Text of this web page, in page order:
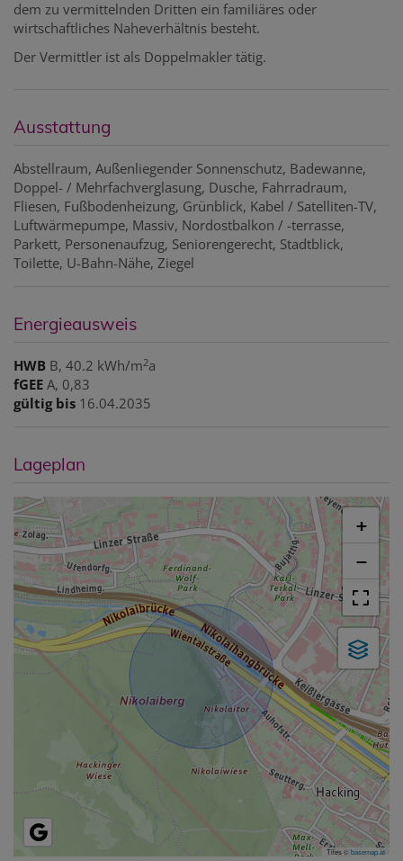
dem zu vermittelnden Dritten ein familiäres oder
wirtschaftliches Naheverhältnis besteht.
Der Vermittler ist als Doppelmakler tätig.
Ausstattung
Abstellraum Außenliegender Sonnenschutz Badewanne
Doppel- / Mehrfachverglasung Dusche Fahrradraum
Fliesen Fußbodenheizung Grünblick Kabel / Satelliten-TV
Luftwärmepumpe Massiv Nordostbalkon / -terrasse
Parkett Personenaufzug Seniorengerecht Stadtblick
Toilette U-Bahn-Nähe Ziegel
Energieausweis
HWB B, 40.2 kWh/m2a
fGEE A, 0,83
gültig bis 16.04.2035
Lageplan
+
−
Tiles ©basemap.at